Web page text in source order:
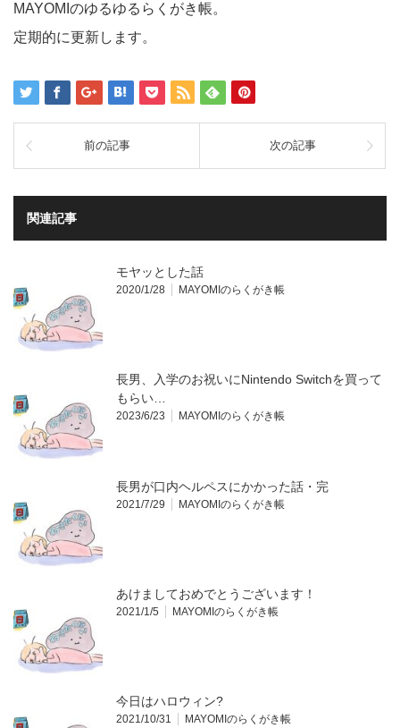
MAYOMIのゆるゆるらくがき帳。
定期的に更新します。
前の記事 次の記事
関連記事
モヤッとした話
2020/1/28 MAYOMIのらくがき帳
長男、入学のお祝いにNintendo Switchを買って
もらい…
2023/6/23 MAYOMIのらくがき帳
長男が口内ヘルペスにかかった話・完
2021/7/29 MAYOMIのらくがき帳
あけましておめでとうございます！
2021/1/5 MAYOMIのらくがき帳
今日はハロウィン?
2021/10/31 MAYOMIのらくがき帳